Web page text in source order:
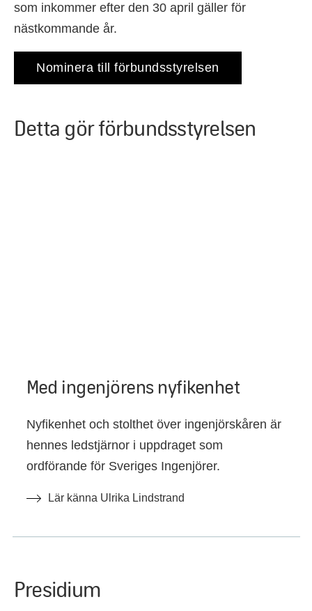
som inkommer efter den 30 april gäller för
nästkommande år.
Nominera till förbundsstyrelsen
Detta gör förbundsstyrelsen
Med ingenjörens nyfikenhet
Nyfikenhet och stolthet över ingenjörskåren är
hennes ledstjärnor i uppdraget som
ordförande för Sveriges Ingenjörer.
Lär känna Ulrika Lindstrand
Presidium